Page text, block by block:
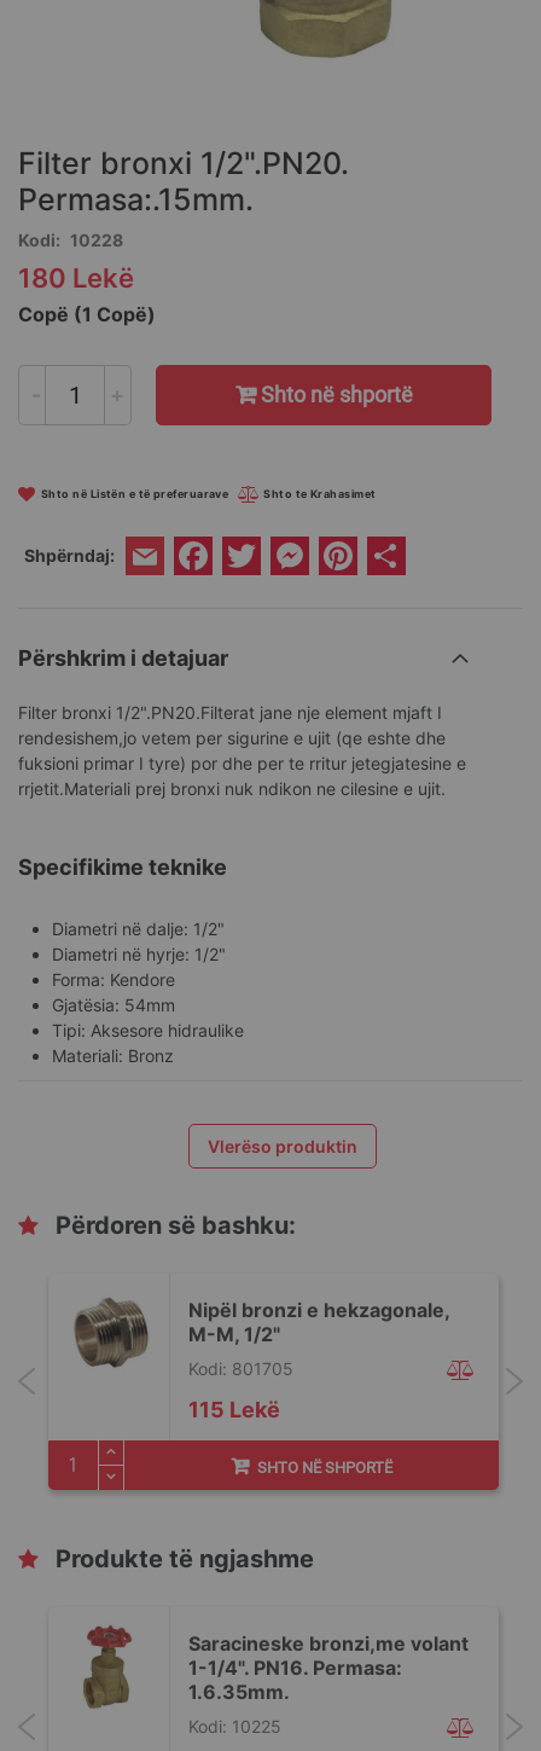
beginning
of
the
images
gallery
Filter bronxi 1/2".PN20.
Permasa:.15mm.
Kodi 10228
180 Lekë
Copë (1 Copë)
- + Shto në shportë
Shto në Listën e të preferuarave Shto te Krahasimet
Shpërndaj: Email Facebook
Twitter Messenger
Pinterest
Përshkrim i detajuar
Filter bronxi 1/2".PN20.Filterat jane nje element mjaft I
rendesishem,jo vetem per sigurine e ujit (qe eshte dhe
fuksioni primar I tyre) por dhe per te rritur jetegjatesine e
rrjetit.Materiali prej bronxi nuk ndikon ne cilesine e ujit.
Specifikime teknike
Diametri në dalje: 1/2"
Diametri në hyrje: 1/2"
Forma: Kendore
Gjatësia: 54mm
Tipi: Aksesore hidraulike
Materiali: Bronz
Vlerëso produktin
Përdoren së bashku:
Nipël bronzi e hekzagonale,
M-M, 1/2"
115 Lekë
Kodi: 801705
SHTO NË SHPORTË
Produkte të ngjashme
Saracineske bronzi,me volant
1-1/4". PN16. Permasa:
1.6.35mm.
Kodi: 10225